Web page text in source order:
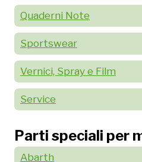
Quaderni Note
Sportswear
Vernici, Spray e Film
Service
Parti speciali per
Abarth